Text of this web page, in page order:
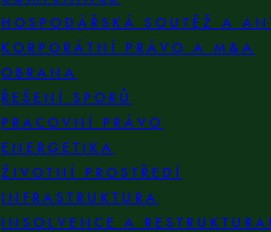
HOSPODÁŘSKÁ SOUTĚŽ A
KORPORÁTNÍ PRÁVO A M&A
OBRANA
ŘEŠENÍ SPORŮ
PRACOVNÍ PRÁVO
ENERGETIKA
ŽIVOTNÍ PROSTŘEDÍ
INFRASTRUKTURA
INSOLVENCE A